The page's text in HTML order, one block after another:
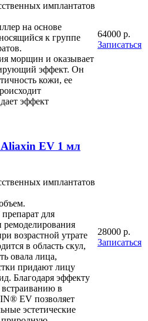
имплантатов
на основе
к группе
морщин и оказывает
эффект. Он
кожи, ее
эффект
64000 р.
Записаться
Aliaxin EV 1 мл
имплантатов
для
ремоделирования
возрастной утрате
в область скул,
овала лица,
придают лицу
Благодаря эффекту
в
EV позволяет
эстетические
28000 р.
Записаться